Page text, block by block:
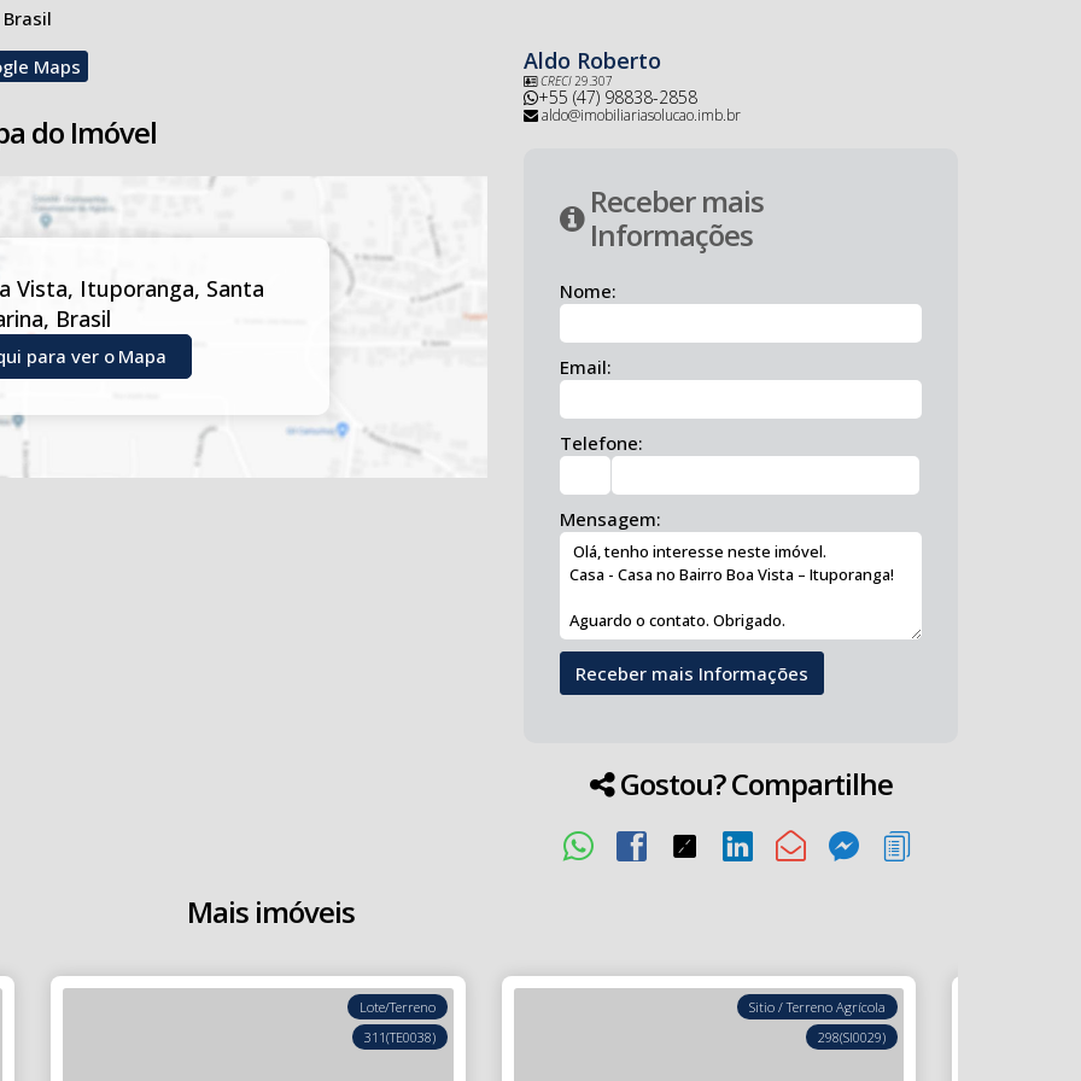
sua visita!
Maps
do Imóvel
Vista, Ituporanga, Santa
, Brasil
para ver o Mapa
Aldo Roberto
CRECI29.307
+55 (47) 98838-2858
aldo@imobiliariasolucao.imb.br
Receber mais
Informações
Nome:
Email:
Telefone:
Mensagem:
Gostou? Compartilhe
Mais imóveis
311(TE0038)
Lote/Terreno
298(SI0029)
Sitio / Terreno Agrícola